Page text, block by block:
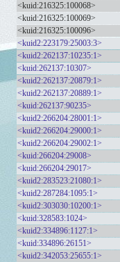
<kuid:216325:100068>
<kuid:216325:100069>
<kuid:216325:100096>
<kuid2:223179:25003:3>
<kuid2:262137:10235:1>
<kuid:262137:10307>
<kuid2:262137:20879:1>
<kuid2:262137:20889:1>
<kuid:262137:90235>
<kuid2:266204:28001:1>
<kuid2:266204:29000:1>
<kuid2:266204:29002:1>
<kuid:266204:29008>
<kuid:266204:29017>
<kuid2:283523:21080:1>
<kuid2:287284:1095:1>
<kuid2:303030:10200:1>
<kuid:328583:1024>
<kuid2:334896:1127:1>
<kuid:334896:26151>
<kuid2:342053:25655:1>